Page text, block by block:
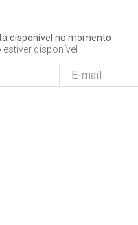
disponível no momento
disponível